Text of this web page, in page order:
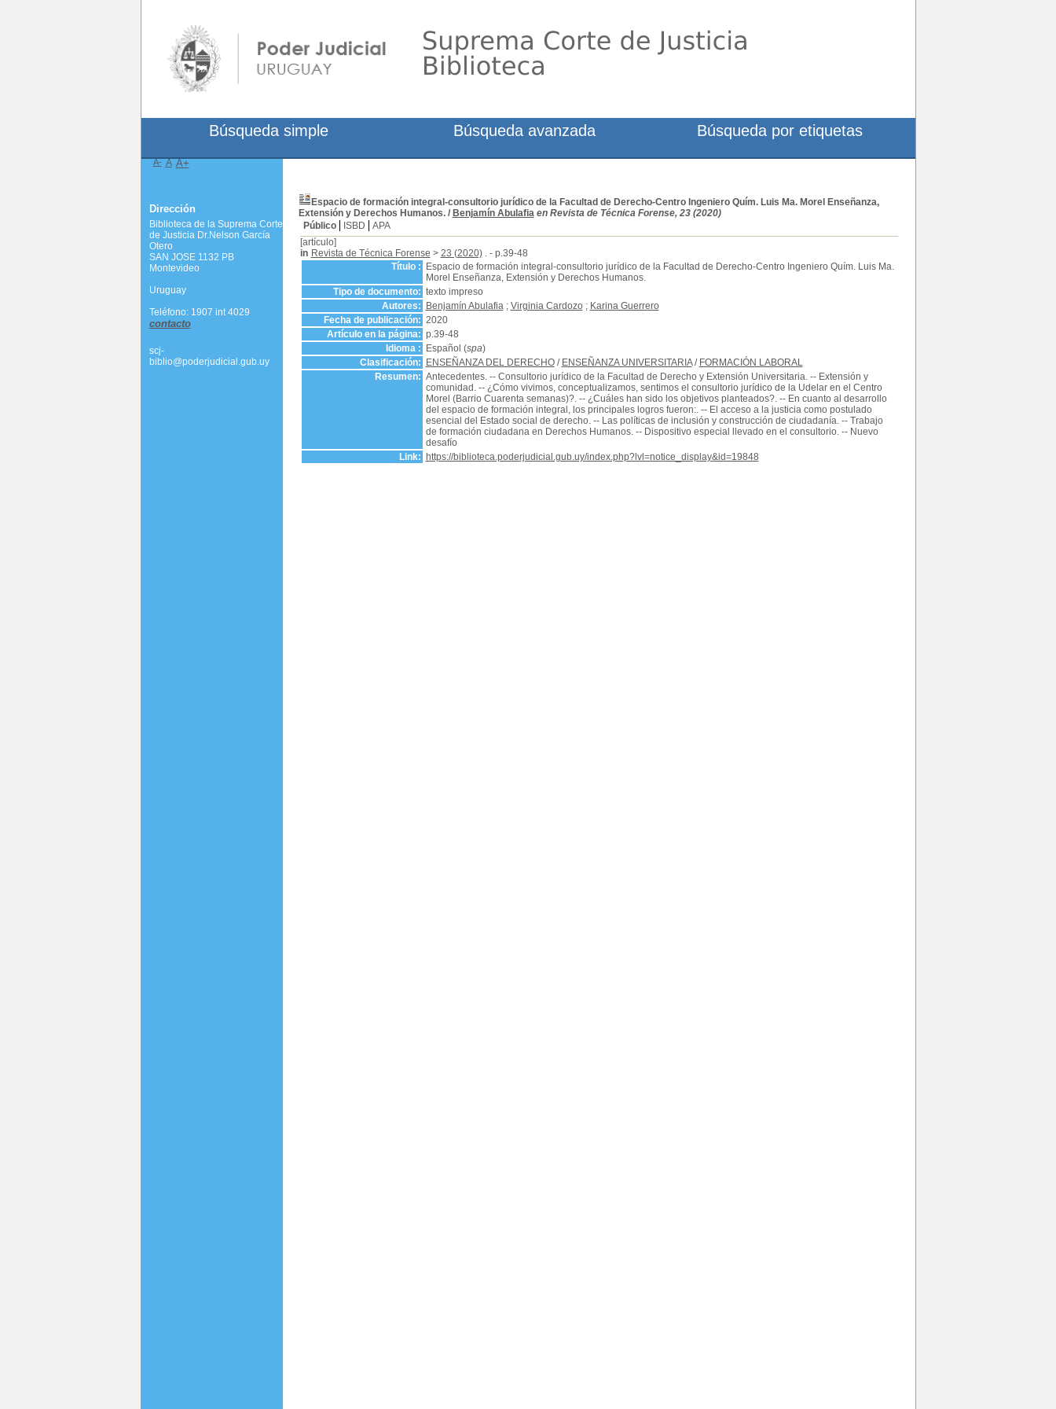
Espacio de formación integral-consultorio jurídico de la Facultad de Derecho-Centro Ingeniero Quím. Luis Ma. Morel Enseñanza,
Extensión y Derechos Humanos./ Benjamín Abulafia en Revista de Técnica Forense, 23 (2020)
Público
ISBD
APA
[artículo]
in Revista de Técnica Forense > 23 (2020). - p.39-48
Título :
Espacio de formación integral-consultorio jurídico de la Facultad de Derecho-Centro Ingeniero Quím. Luis Ma.
Morel Enseñanza, Extensión y Derechos Humanos.
Tipo de documento: texto impreso
Autores:
Benjamín Abulafia; Virginia Cardozo; Karina Guerrero
Fecha de publicación: 2020
Artículo en la página: p.39-48
Idioma :
Español (spa)
Clasificación:
ENSEÑANZA DEL DERECHO/ ENSEÑANZA UNIVERSITARIA/ FORMACIÓN LABORAL
Resumen: Antecedentes. -- Consultorio jurídico de la Facultad de Derecho y Extensión Universitaria. -- Extensión y
comunidad. -- ¿Cómo vivimos, conceptualizamos, sentimos el consultorio jurídico de la Udelar en el Centro
Morel (Barrio Cuarenta semanas)?. -- ¿Cuáles han sido los objetivos planteados?. -- En cuanto al desarrollo
del espacio de formación integral, los principales logros fueron:. -- El acceso a la justicia como postulado
esencial del Estado social de derecho. -- Las políticas de inclusión y construcción de ciudadanía. -- Trabajo
de formación ciudadana en Derechos Humanos. -- Dispositivo especial llevado en el consultorio. -- Nuevo
desafío
Link:
https://biblioteca.poderjudicial.gub.uy/index.php?lvl=notice_display&id=19848
Búsqueda simple Búsqueda avanzada Búsqueda por etiquetas
A- A A+
Dirección
Biblioteca de la Suprema Corte
de Justicia Dr.Nelson García
Otero
SAN JOSE 1132 PB
Montevideo
Uruguay
Teléfono: 1907 int 4029
contacto
scj-
biblio@poderjudicial.gub.uy